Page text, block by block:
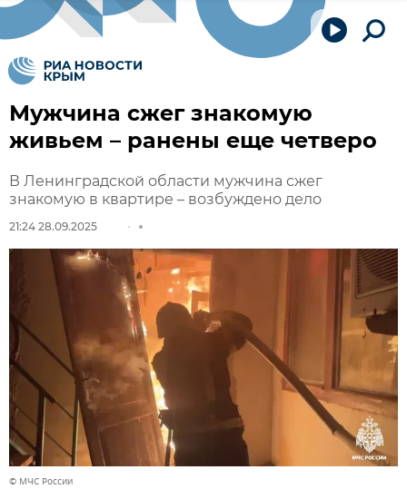
Мужчина сжег знакомую
живьем – ранены еще четверо
В Ленинградской области мужчина сжег
знакомую в квартире – возбуждено дело
21:24 28.09.2025
© МЧС России